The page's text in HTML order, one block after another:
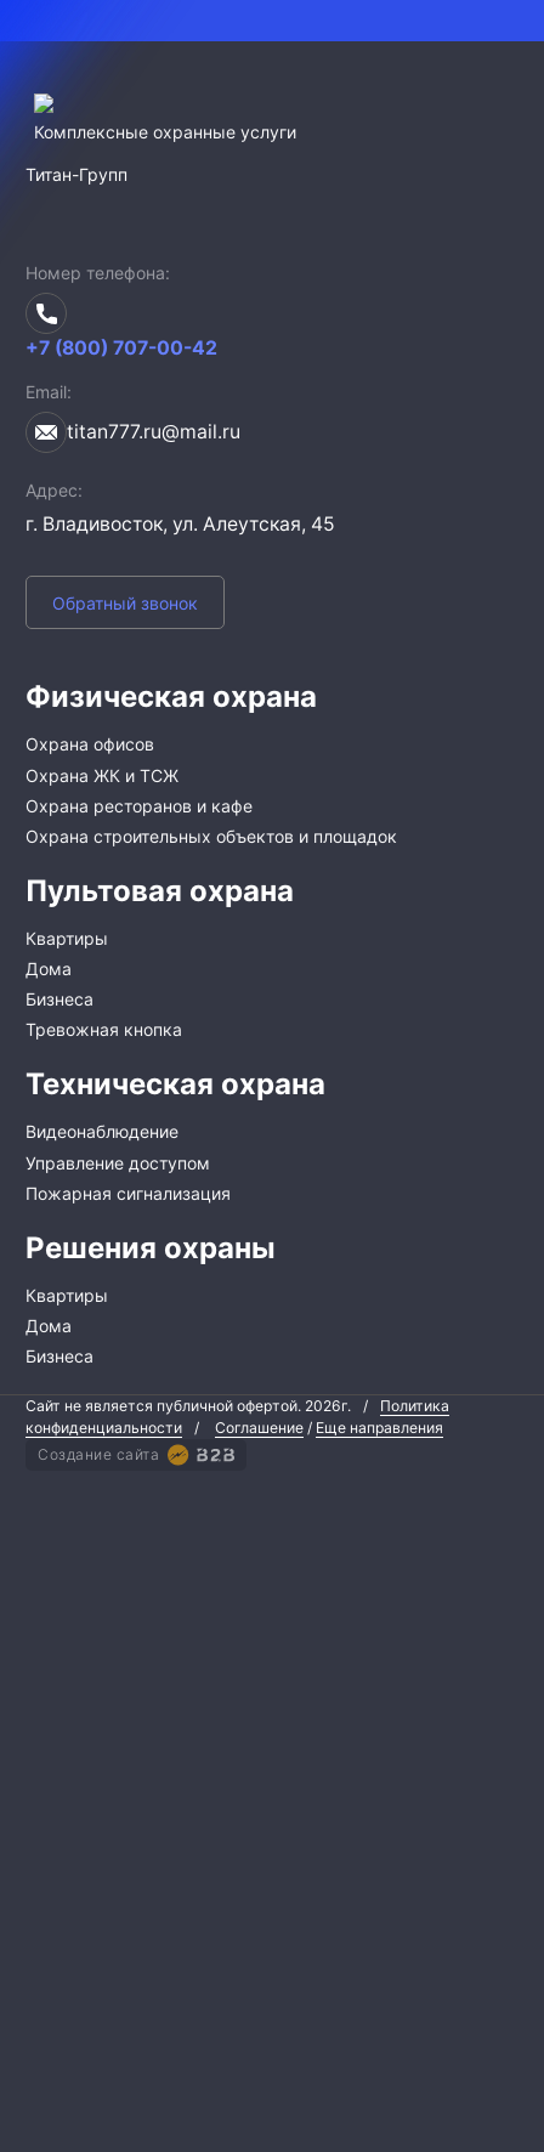
Комплексные охранные услуги
Титан-Групп
Номер телефона
+7 (800) 707-00-42
Email
titan777.ru@mail.ru
Адрес
г. Владивосток, ул. Алеутская, 45
Обратный звонок
Физическая охрана
Охрана офисов
Охрана ЖК и ТСЖ
Охрана ресторанов и кафе
Охрана строительных объектов и площадок
Пультовая охрана
Квартиры
Дома
Бизнеса
Тревожная кнопка
Техническая охрана
Видеонаблюдение
Управление доступом
Пожарная сигнализация
Решения охраны
Квартиры
Дома
Бизнеса
Сайт не является публичной офертой. 2026г. /
Политика
конфиденциальности
/ Соглашение / Еще направления
Создание сайта